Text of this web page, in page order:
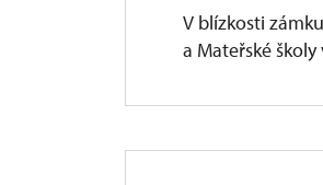
V blízkosti
a Mateřské školy